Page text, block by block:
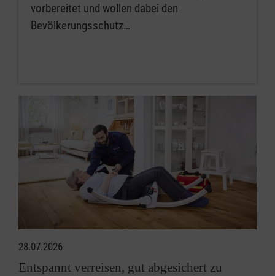
vorbereitet und wollen dabei den
Bevölkerungsschutz…
28.07.2026
Entspannt verreisen, gut abgesichert zu